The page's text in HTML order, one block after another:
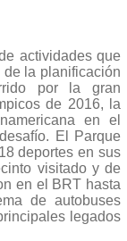
actividades que
la planificación
por la gran
de 2016, la
en el
El Parque
deportes en sus
visitado y de
en el BRT hasta
de autobuses
legados